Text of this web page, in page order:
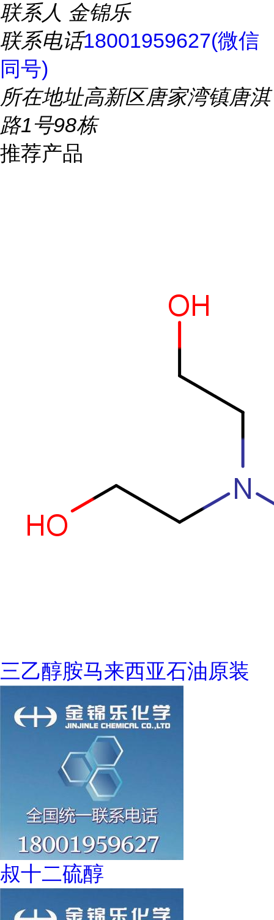
联系人 金锦乐
联系电话18001959627(微信
同号)
所在地址高新区唐家湾镇唐淇
路1号98栋
推荐产品
三乙醇胺马来西亚石油原装
叔十二硫醇